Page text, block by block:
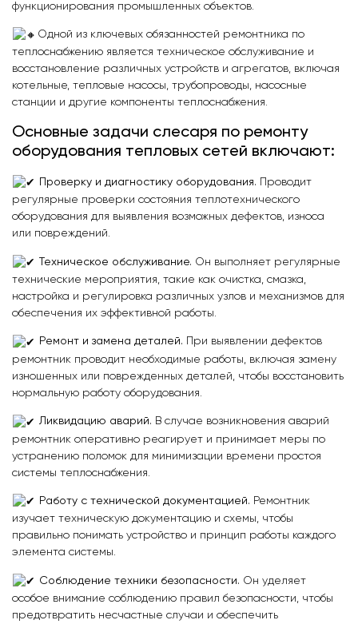
функционирования промышленных объектов.
Одной из ключевых обязанностей ремонтника по
теплоснабжению является техническое обслуживание и
восстановление различных устройств и агрегатов, включая
котельные, тепловые насосы, трубопроводы, насосные
станции и другие компоненты теплоснабжения.
Основные задачи слесаря по ремонту
оборудования тепловых сетей включают:
Проверку и диагностику оборудования. Проводит
регулярные проверки состояния теплотехнического
оборудования для выявления возможных дефектов, износа
или повреждений.
Техническое обслуживание. Он выполняет регулярные
технические мероприятия, такие как очистка, смазка,
настройка и регулировка различных узлов и механизмов для
обеспечения их эффективной работы.
Ремонт и замена деталей. При выявлении дефектов
ремонтник проводит необходимые работы, включая замену
изношенных или поврежденных деталей, чтобы восстановить
нормальную работу оборудования.
Ликвидацию аварий. В случае возникновения аварий
ремонтник оперативно реагирует и принимает меры по
устранению поломок для минимизации времени простоя
системы теплоснабжения.
Работу с технической документацией. Ремонтник
изучает техническую документацию и схемы, чтобы
правильно понимать устройство и принцип работы каждого
элемента системы.
Соблюдение техники безопасности. Он уделяет
особое внимание соблюдению правил безопасности, чтобы
предотвратить несчастные случаи и обеспечить